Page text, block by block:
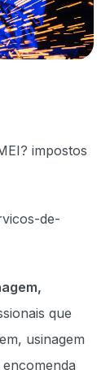
impostos
de-
que
usinagem